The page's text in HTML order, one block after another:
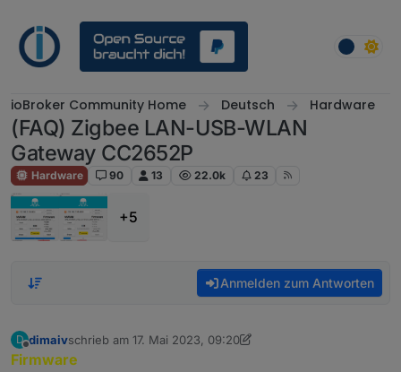
ioBroker Community Home Deutsch Hardware
(FAQ) Zigbee LAN-USB-WLAN
Gateway CC2652P
Hardware 90 13 22.0k 23
+5
Anmelden zum Antworten
D dimaivschrieb am 17. Mai 2023, 09:20
zuletzt editiert von dimaiv5. Nov. 2024, 19:28
Firmware